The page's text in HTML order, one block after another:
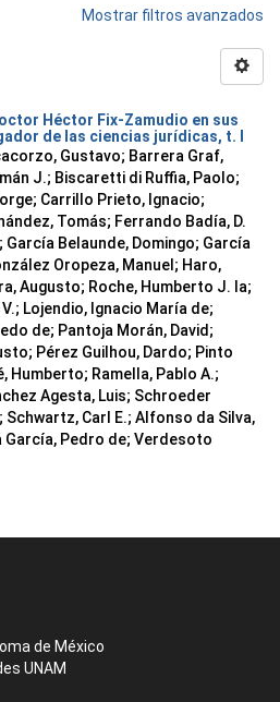
Mostrar filtros avanzados
Héctor Fix-Zamudio en sus
de las ciencias jurídicas, t. I
Gustavo; Barrera Graf,
J.; Biscaretti di Ruffia, Paolo;
Carrillo Prieto, Ignacio;
Tomás; Ferrando Badía, D.
Belaunde, Domingo; García
Oropeza, Manuel; Haro,
Augusto; Roche, Humberto J. la;
Lojendio, Ignacio María de;
de; Pantoja Morán, David;
Pérez Guilhou, Dardo; Pinto
Humberto; Ramella, Pablo A.;
Agesta, Luis; Schroeder
Carl E.; Alfonso da Silva,
García, Pedro de; Verdesoto
de México
UNAM